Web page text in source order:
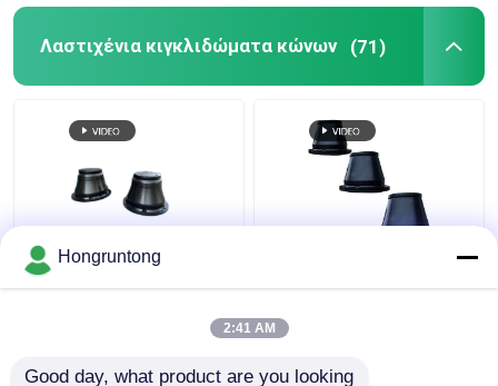
Λαστιχένια κιγκλιδώματα κώνων (71)
600H Κωνικό Φέντερ
Ελαφρύς Βάρος
Εύκολη εγκατάσταση
Καλύτερη τιμή
Marine Fender Wide
Contact Face
Ενεργειακά
Καλύτερη τιμή
Hongruntong
2:41 AM
Good day, what product are you looking